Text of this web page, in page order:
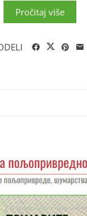
Pročitaj više